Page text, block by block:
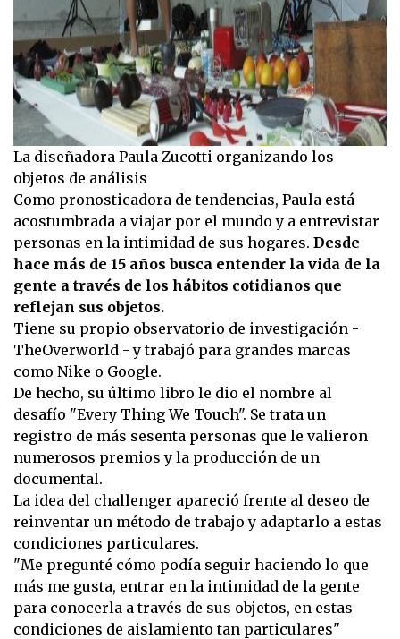
La diseñadora Paula Zucotti organizando los
objetos de análisis
Como pronosticadora de tendencias, Paula está
acostumbrada a viajar por el mundo y a entrevistar
personas en la intimidad de sus hogares. Desde
hace más de 15 años busca entender la vida de la
gente a través de los hábitos cotidianos que
reflejan sus objetos.
Tiene su propio observatorio de investigación -
TheOverworld - y trabajó para grandes marcas
como Nike o Google.
De hecho, su último libro le dio el nombre al
desafío "Every Thing We Touch". Se trata un
registro de más sesenta personas que le valieron
numerosos premios y la producción de un
documental.
La idea del challenger apareció frente al deseo de
reinventar un método de trabajo y adaptarlo a estas
condiciones particulares.
"Me pregunté cómo podía seguir haciendo lo que
más me gusta, entrar en la intimidad de la gente
para conocerla a través de sus objetos, en estas
condiciones de aislamiento tan particulares"